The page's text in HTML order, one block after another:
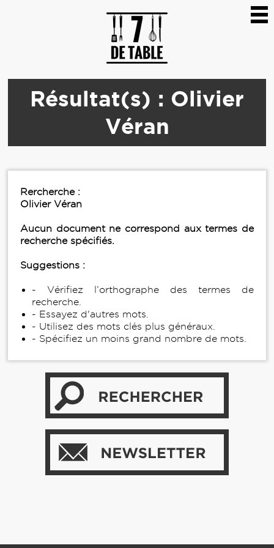
Résultat(s) : Olivier
Véran
Rercherche :
Olivier Véran
Aucun document ne correspond aux termes de
recherche spécifiés.
Suggestions :
- Vérifiez l’orthographe des termes de
recherche.
- Essayez d'autres mots.
- Utilisez des mots clés plus généraux.
- Spécifiez un moins grand nombre de mots.